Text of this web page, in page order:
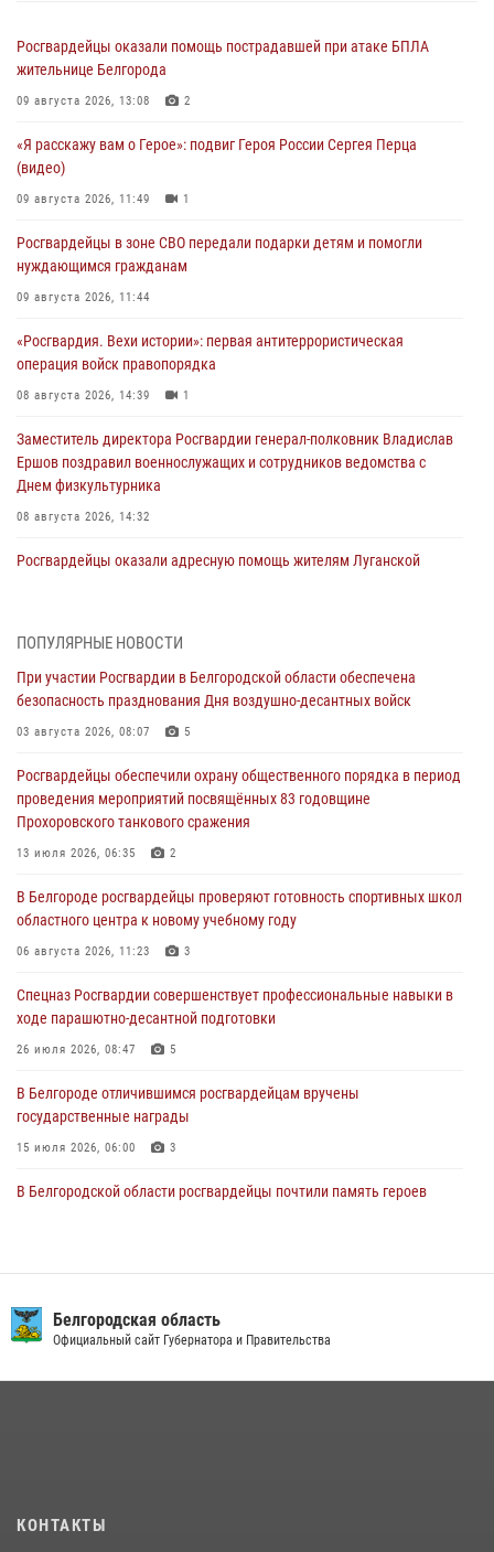
Росгвардейцы оказали помощь пострадавшей при атаке БПЛА
жительнице Белгорода
09 августа 2026, 13:08 2
«Я расскажу вам о Герое»: подвиг Героя России Сергея Перца
(видео)
09 августа 2026, 11:49 1
Росгвардейцы в зоне СВО передали подарки детям и помогли
нуждающимся гражданам
09 августа 2026, 11:44
«Росгвардия. Вехи истории»: первая антитеррористическая
операция войск правопорядка
08 августа 2026, 14:39 1
Заместитель директора Росгвардии генерал-полковник Владислав
Ершов поздравил военнослужащих и сотрудников ведомства с
Днем физкультурника
08 августа 2026, 14:32
Росгвардейцы оказали адресную помощь жителям Луганской
организационно-штатных подразделений Росгвардии с
профессиональным праздником
07 августа 2026, 16:32
В Белгородской области продолжаются межведомственные
проверки объектов образования с участием Росгвардии к новому
учебному году
07 августа 2026, 16:08
Руководитель управления вневедомственной охраны Росгвардии
по Белгородской области принял участие во Всероссийском
совещании-семинаре в Нижнем Новгороде (видео)
В Алексеевском округе росгвардейцы пресекли условное
проникновение в детский лагерь «Солнышко»
ПОПУЛЯРНЫЕ НОВОСТИ
При участии Росгвардии в Белгородской области обеспечена
безопасность празднования Дня воздушно-десантных войск
03 августа 2026, 08:07 5
Росгвардейцы обеспечили охрану общественного порядка в период
проведения мероприятий посвящённых 83 годовщине
Прохоровского танкового сражения
13 июля 2026, 06:35 2
В Белгороде росгвардейцы проверяют готовность спортивных школ
областного центра к новому учебному году
06 августа 2026, 11:23 3
Спецназ Росгвардии совершенствует профессиональные навыки в
ходе парашютно-десантной подготовки
26 июля 2026, 08:47 5
В Белгороде отличившимся росгвардейцам вручены
государственные награды
15 июля 2026, 06:00 3
В Белгородской области росгвардейцы почтили память героев
подготовке спецподразделения в эфире радио «России - Белгород»
22 июля 2026, 14:36
Белгородская область
Официальный сайт Губернатора и Правительства
КОНТАКТЫ